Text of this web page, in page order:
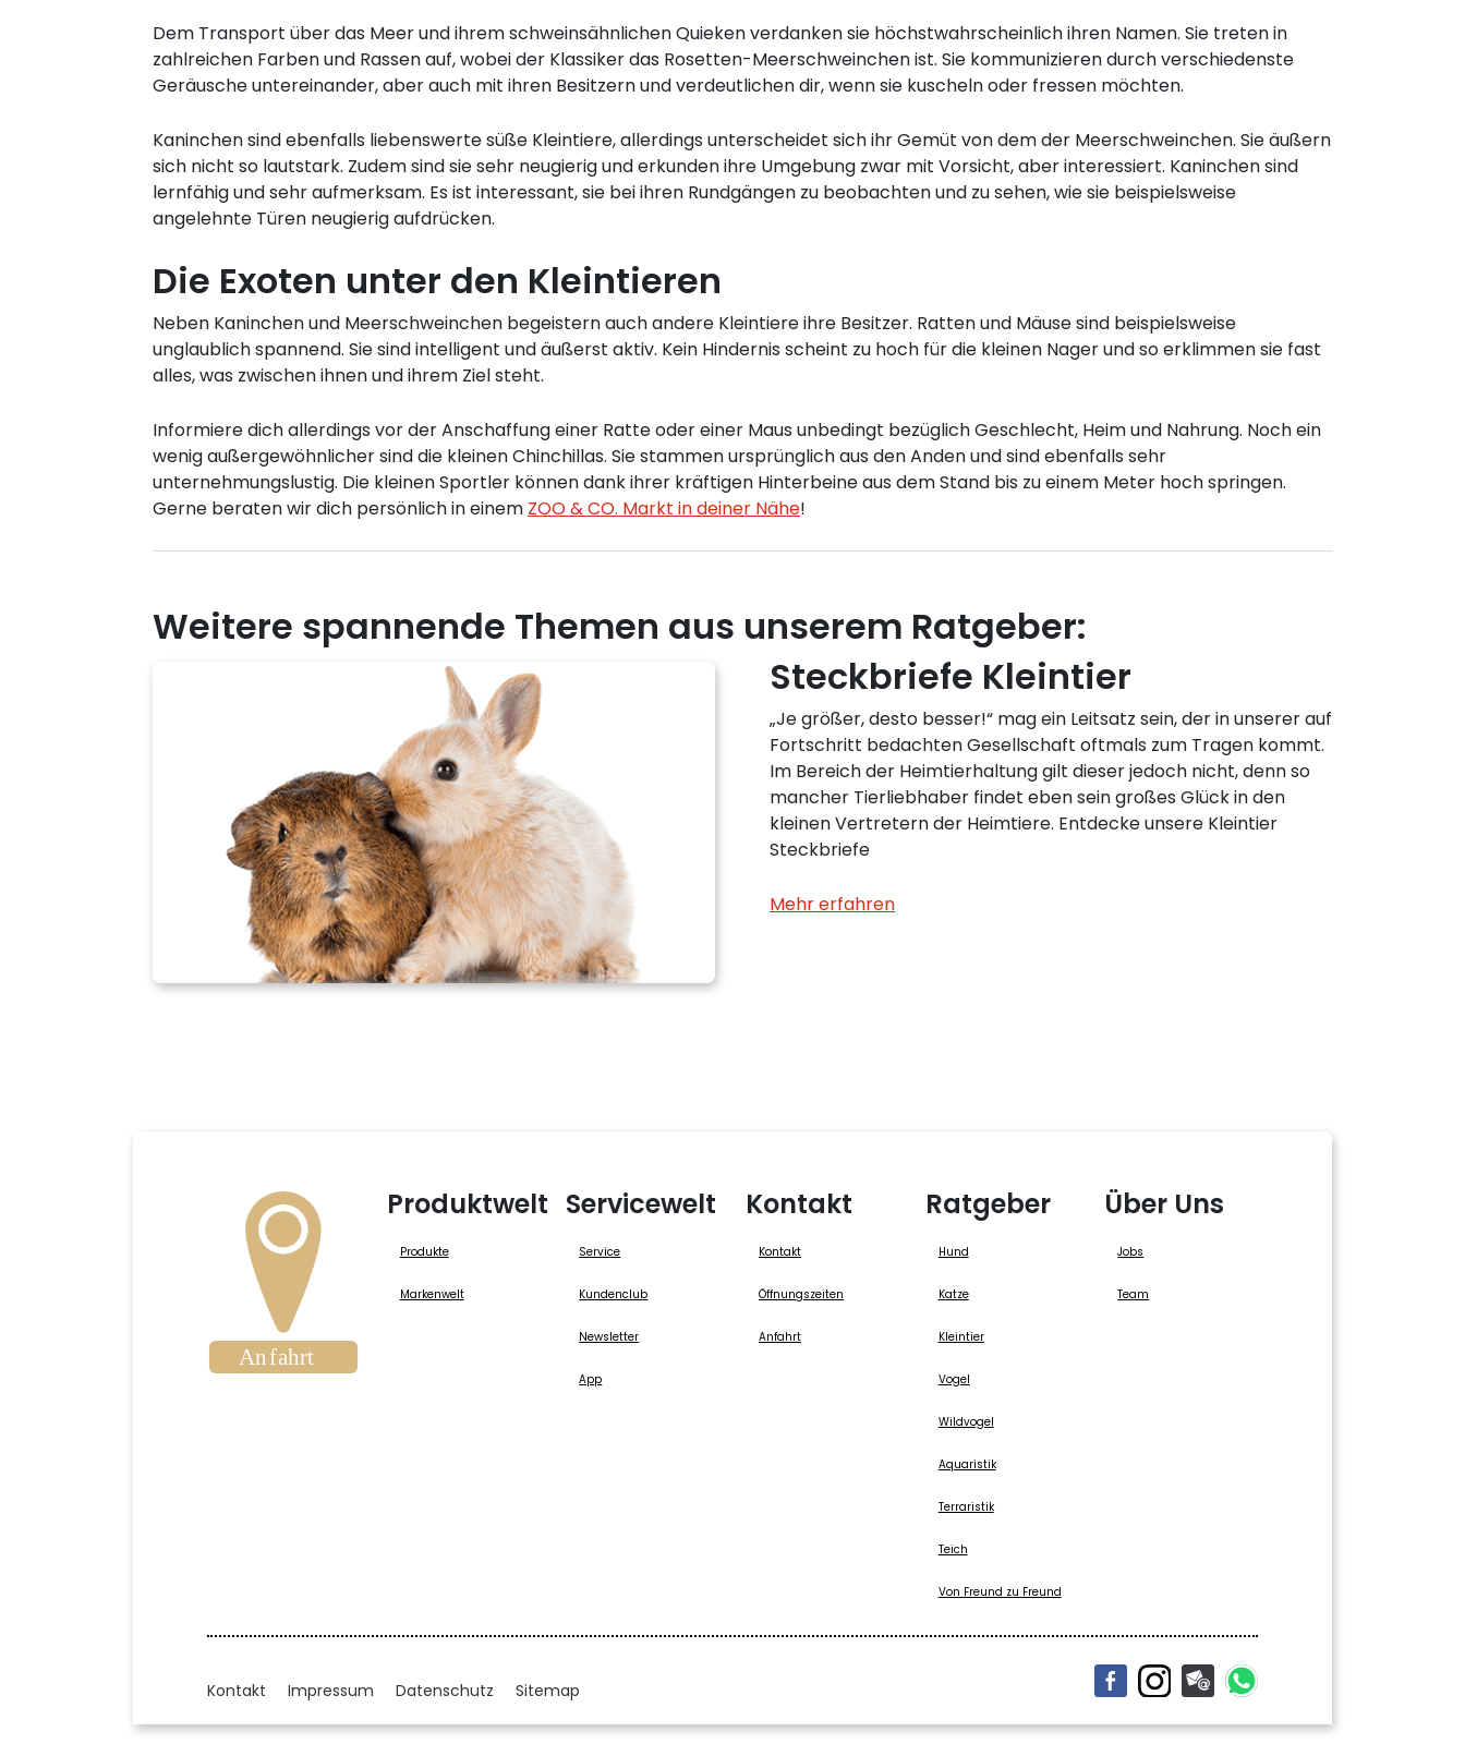
Dem Transport über das Meer und ihrem schweinsähnlichen Quieken verdanken sie höchstwahrscheinlich ihren Namen. Sie treten in
zahlreichen Farben und Rassen auf, wobei der Klassiker das Rosetten-Meerschweinchen ist. Sie kommunizieren durch verschiedenste
Geräusche untereinander, aber auch mit ihren Besitzern und verdeutlichen dir, wenn sie kuscheln oder fressen möchten.
Kaninchen sind ebenfalls liebenswerte süße Kleintiere, allerdings unterscheidet sich ihr Gemüt von dem der Meerschweinchen. Sie äußern
sich nicht so lautstark. Zudem sind sie sehr neugierig und erkunden ihre Umgebung zwar mit Vorsicht, aber interessiert. Kaninchen sind
lernfähig und sehr aufmerksam. Es ist interessant, sie bei ihren Rundgängen zu beobachten und zu sehen, wie sie beispielsweise
angelehnte Türen neugierig aufdrücken.
Die Exoten unter den Kleintieren
Neben Kaninchen und Meerschweinchen begeistern auch andere Kleintiere ihre Besitzer. Ratten und Mäuse sind beispielsweise
unglaublich spannend. Sie sind intelligent und äußerst aktiv. Kein Hindernis scheint zu hoch für die kleinen Nager und so erklimmen sie fast
alles, was zwischen ihnen und ihrem Ziel steht.
Informiere dich allerdings vor der Anschaffung einer Ratte oder einer Maus unbedingt bezüglich Geschlecht, Heim und Nahrung. Noch ein
wenig außergewöhnlicher sind die kleinen Chinchillas. Sie stammen ursprünglich aus den Anden und sind ebenfalls sehr
unternehmungslustig. Die kleinen Sportler können dank ihrer kräftigen Hinterbeine aus dem Stand bis zu einem Meter hoch springen.
Gerne beraten wir dich persönlich in einem ZOO & CO. Markt in deiner Nähe!
Weitere spannende Themen aus unserem Ratgeber:
Steckbriefe Kleintier
„Je größer, desto besser!“ mag ein Leitsatz sein, der in unserer auf
Fortschritt bedachten Gesellschaft oftmals zum Tragen kommt.
Im Bereich der Heimtierhaltung gilt dieser jedoch nicht, denn so
mancher Tierliebhaber findet eben sein großes Glück in den
kleinen Vertretern der Heimtiere. Entdecke unsere Kleintier
Steckbriefe
Mehr erfahren
Produktwelt
Produkte
Markenwelt
Servicewelt
Service
Kundenclub
Newsletter
App
Kontakt
Kontakt
Öffnungszeiten
Anfahrt
Ratgeber
Hund
Katze
Kleintier
Vogel
Wildvogel
Aquaristik
Terraristik
Teich
Von Freund zu Freund
Über Uns
Jobs
Team
Kontakt Impressum Datenschutz Sitemap